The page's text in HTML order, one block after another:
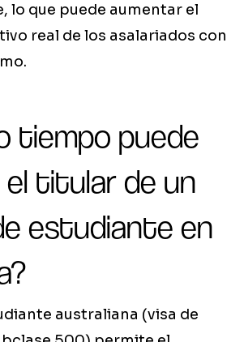
lo que puede aumentar el
real de los asalariados con
tiempo puede
titular de un
estudiante en
australiana (visa de